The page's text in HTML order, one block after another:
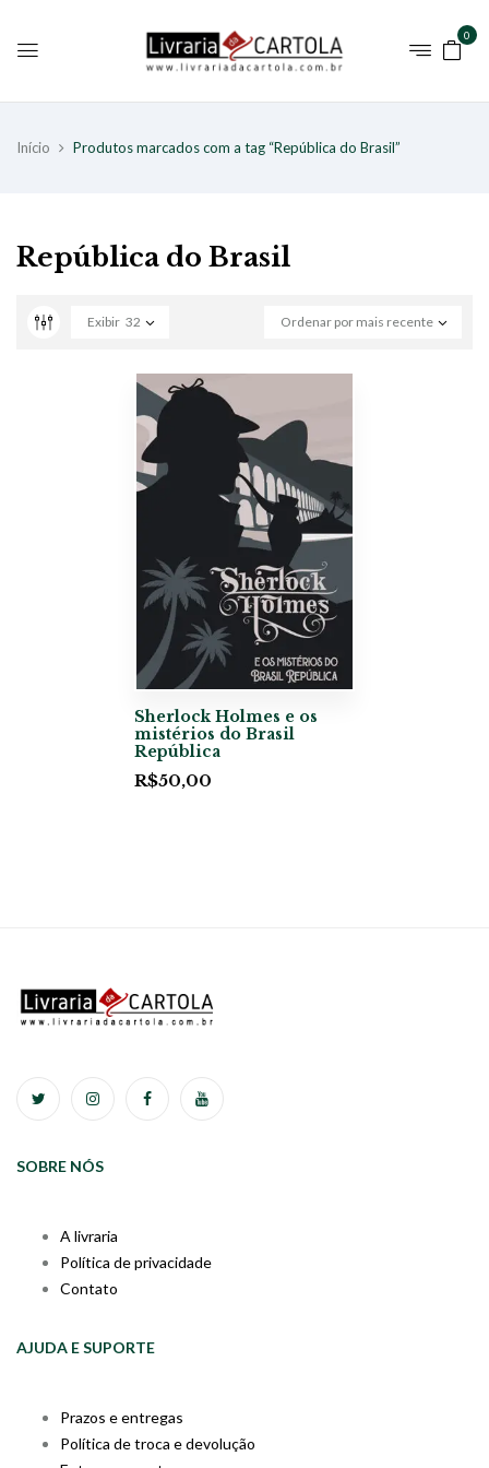
0
Início Produtos marcados com a tag “República do Brasil”
República do Brasil
Ordenar por mais recente
Exibir 32
Sherlock Holmes e os
mistérios do Brasil
República
R$50,00
SOBRE NÓS
A livraria
Política de privacidade
Contato
AJUDA E SUPORTE
Prazos e entregas
Política de troca e devolução